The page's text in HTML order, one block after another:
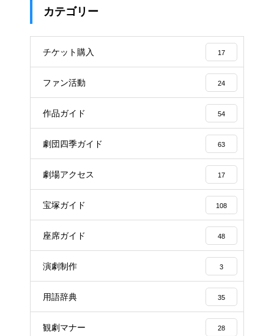
カテゴリー
チケット購入 17
ファン活動 24
作品ガイド 54
劇団四季ガイド 63
劇場アクセス 17
宝塚ガイド 108
座席ガイド 48
演劇制作 3
用語辞典 35
観劇マナー 28